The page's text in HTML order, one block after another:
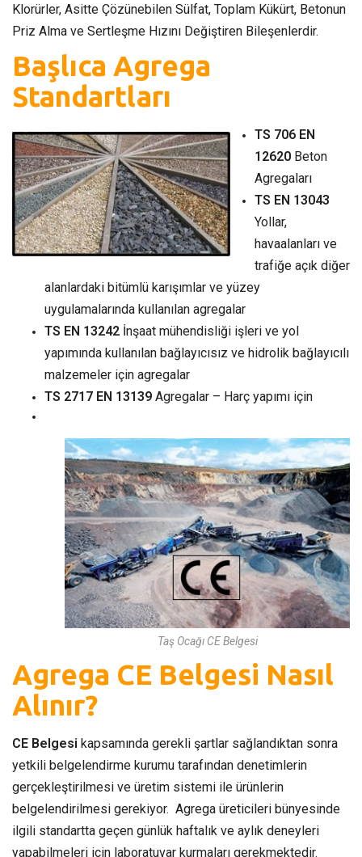
Klorürler, Asitte Çözünebilen Sülfat, Toplam Kükürt, Betonun
Priz Alma ve Sertleşme Hızını Değiştiren Bileşenlerdir.
Başlıca Agrega
Standartları
TS 706 EN
12620 Beton
Agregaları
TS EN 13043
Yollar,
havaalanları ve
trafiğe açık diğer
alanlardaki bitümlü karışımlar ve yüzey
uygulamalarında kullanılan agregalar
TS EN 13242 İnşaat mühendisliği işleri ve yol
yapımında kullanılan bağlayıcısız ve hidrolik bağlayıcılı
malzemeler için agregalar
TS 2717 EN 13139 Agregalar – Harç yapımı için
Taş Ocağı CE Belgesi
Agrega CE Belgesi Nasıl
Alınır?
CE Belgesi kapsamında gerekli şartlar sağlandıktan sonra
yetkili belgelendirme kurumu tarafından denetimlerin
gerçekleştirilmesi ve üretim sistemi ile ürünlerin
belgelendirilmesi gerekiyor. Agrega üreticileri bünyesinde
ilgili standartta geçen günlük haftalık ve aylık deneyleri
yapabilmeleri için laboratuvar kurmaları gerekmektedir.